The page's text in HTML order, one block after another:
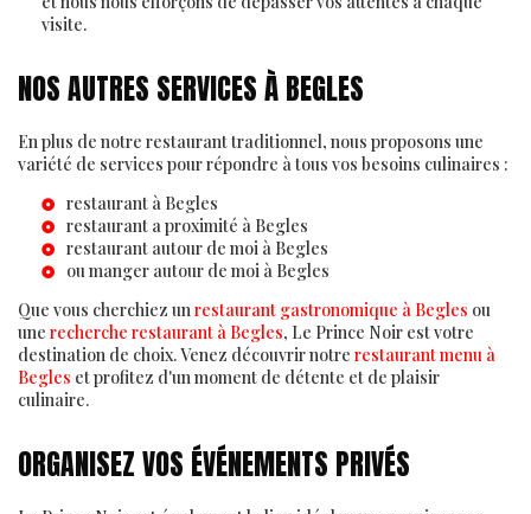
visite.
NOS AUTRES SERVICES À BEGLES
En plus de notre restaurant traditionnel, nous proposons une
variété de services pour répondre à tous vos besoins culinaires :
restaurant à Begles
restaurant a proximité à Begles
restaurant autour de moi à Begles
ou manger autour de moi à Begles
Que vous cherchiez unrestaurant gastronomique à Begles ou
une recherche restaurant à Begles, Le Prince Noir est votre
destination de choix. Venez découvrir notre restaurant menu à
Begles et profitez d'un moment de détente et de plaisir
culinaire.
ORGANISEZ VOS ÉVÉNEMENTS PRIVÉS